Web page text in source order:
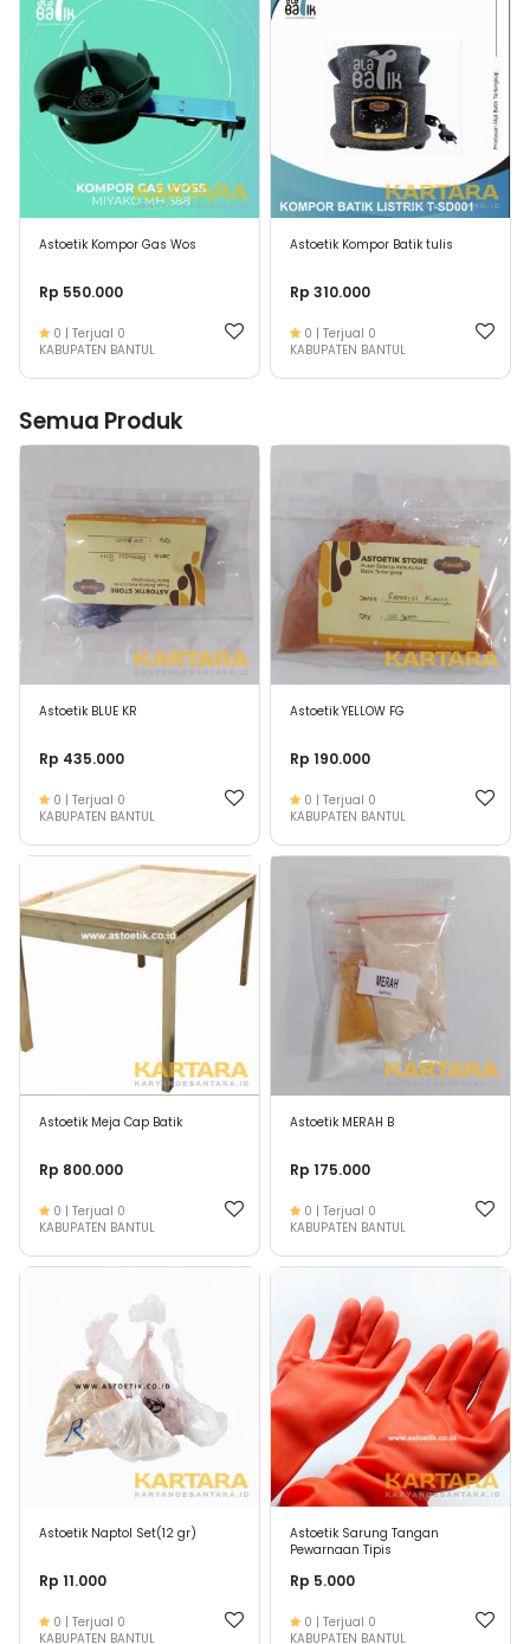
Astoetik Kompor Gas Wos
Rp 550.000
0 | Terjual 0
KABUPATEN BANTUL
Astoetik Kompor Batik tulis
Rp 310.000
0 | Terjual 0
KABUPATEN BANTUL
Semua Produk
Astoetik BLUE KR
Rp 435.000
0 | Terjual 0
KABUPATEN BANTUL
Astoetik YELLOW FG
Rp 190.000
0 | Terjual 0
KABUPATEN BANTUL
Astoetik Meja Cap Batik
Rp 800.000
0 | Terjual 0
KABUPATEN BANTUL
Astoetik MERAH B
Rp 175.000
0 | Terjual 0
KABUPATEN BANTUL
Astoetik Naptol Set(12 gr)
Rp 11.000
0 | Terjual 0
KABUPATEN BANTUL
Astoetik Sarung Tangan
Pewarnaan Tipis
Rp 5.000
0 | Terjual 0
KABUPATEN BANTUL